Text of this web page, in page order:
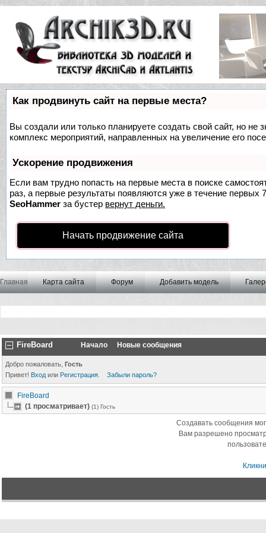
Как продвинуть сайт на первые места?
Вы создали или только планируете создать свой сайт, но не
комплекс мероприятий, направленных на увеличение его
Ускорение продвижения
Если вам трудно попасть на первые места в поиске
раз, а первые результаты появляются уже в течение первых
SeoHammer за бустер вернут деньги.
Начать продвижение сайта
Главная Карта сайта Форум Добавить модель
FireBoard Начало Новые сообщения
Добро пожаловать, Гость
Привет! Вход или Регистрация Забыли пароль?
FireBoard
(1 просматривает) (1) Гость
Создавать сообщения
Вам разрешено